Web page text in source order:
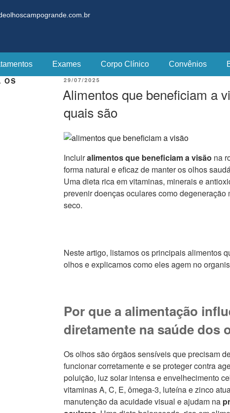
Exames Corpo Clínico Convênios
OS
29/07/2025
Alimentos que beneficiam a
quais são
Incluiralimentos que beneficiam a visão na
forma natural e eficaz de manter os olhos
Uma dieta rica em vitaminas, minerais e
prevenir doenças oculares como degeneração
seco.
Neste artigo, listamos os principais alimentos
olhos e explicamos como eles agem no
Por que a alimentação
diretamente na saúde dos
Os olhos são órgãos sensíveis que precisam
funcionar corretamente e se proteger contra
poluição, luz solar intensa e envelhecimento
vitaminas A, C, E, ômega-3, luteína e zinco
manutenção da acuidade visual e ajudam na